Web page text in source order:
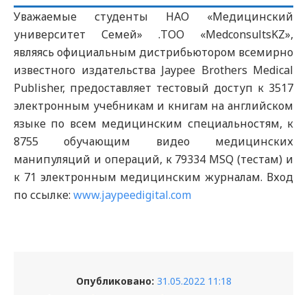
Уважаемые студенты НАО «Медицинский
университет Семей» .ТОО «MedconsultsKZ»,
являясь официальным дистрибьютором всемирно
известного издательства Jaypee Brothers Medical
Publisher, предоставляет тестовый доступ к 3517
электронным учебникам и книгам на английском
языке по всем медицинским специальностям, к
8755 обучающим видео медицинских
манипуляций и операций, к 79334 MSQ (тестам) и
к 71 электронным медицинским журналам. Вход
по ссылке: www.jaypeedigital.com
Опубликовано: 31.05.2022 11:18